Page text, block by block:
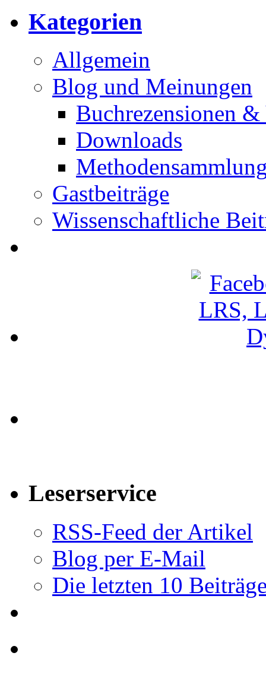
Kategorien
Allgemein
Blog und Meinungen
Buchrezensionen
Downloads
Gastbeiträge
Wissenschaftliche
Leserservice
RSS-Feed der Artikel
Blog per E-Mail
Die letzten 10